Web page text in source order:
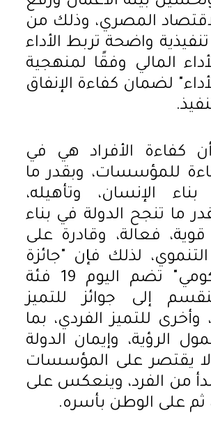
المصري، وذلك من
واضحة تربط الأداء
المالي وفقًا لمنهجية
لضمان كفاءة الإنفاق
كفاءة الأفراد هي في
للمؤسسات، وبقدر ما
الإنسان، وتأهيله،
ما تنجح الدولة في بناء
فعالة، وقادرة على
التنموي، لذلك فإن "جائزة
التميز الحكومي" تضم اليوم 19 فئة
إلى جوائز للتميز
للتميز الفردي، بما
الرؤية، وإيمان الدولة
لا يقتصر على المؤسسات
من الفرد، وينعكس على
على الوطن بأسره.